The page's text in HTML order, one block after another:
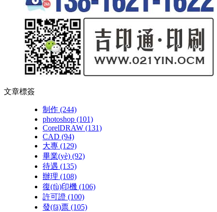
文章標簽
制作 (244)
photoshop (101)
CorelDRAW (131)
CAD (94)
大專 (129)
畢業(yè) (92)
待遇 (135)
辦理 (108)
復(fù)印機 (106)
許可證 (100)
發(fā)票 (105)